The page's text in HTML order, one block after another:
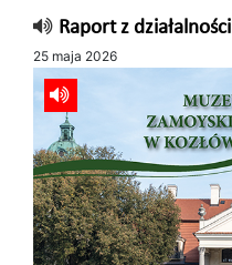
Raport z
25 maja 2026